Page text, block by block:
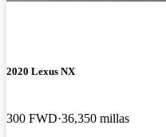
2020 Lexus NX
300 FWD 36,350 millas